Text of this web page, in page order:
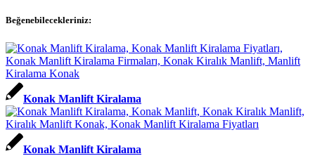
Beğenebilecekleriniz:
Konak Manlift Kiralama
Konak Manlift Kiralama